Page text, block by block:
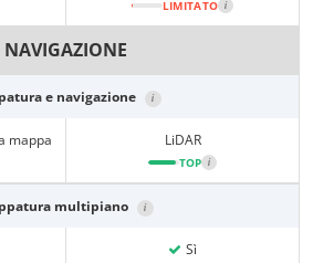
LIMITATO i
NAVIGAZIONE
e navigazione i
mappa LiDAR
TOP i
multipiano i
Sì